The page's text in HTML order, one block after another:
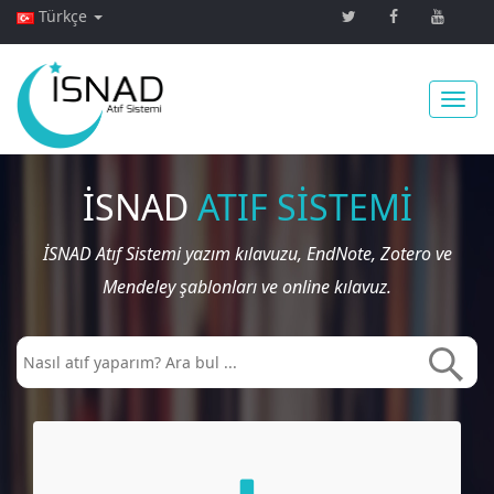
Türkçe
İSNAD ATIF SİSTEMİ
İSNAD Atıf Sistemi yazım kılavuzu, EndNote, Zotero ve
Mendeley şablonları ve online kılavuz.